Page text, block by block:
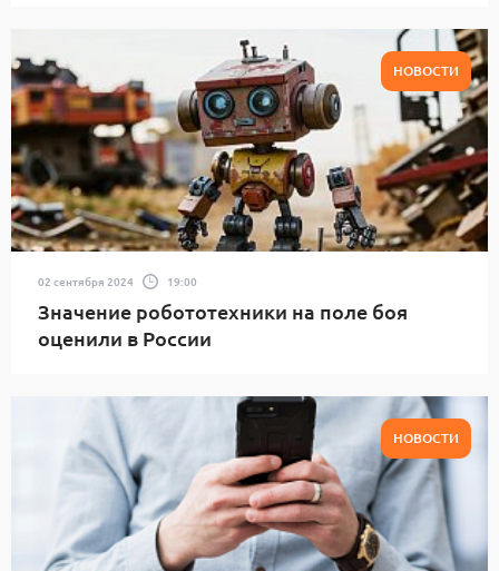
НОВОСТИ
02 сентября 2024 19:00
Значение робототехники на поле боя
оценили в России
НОВОСТИ